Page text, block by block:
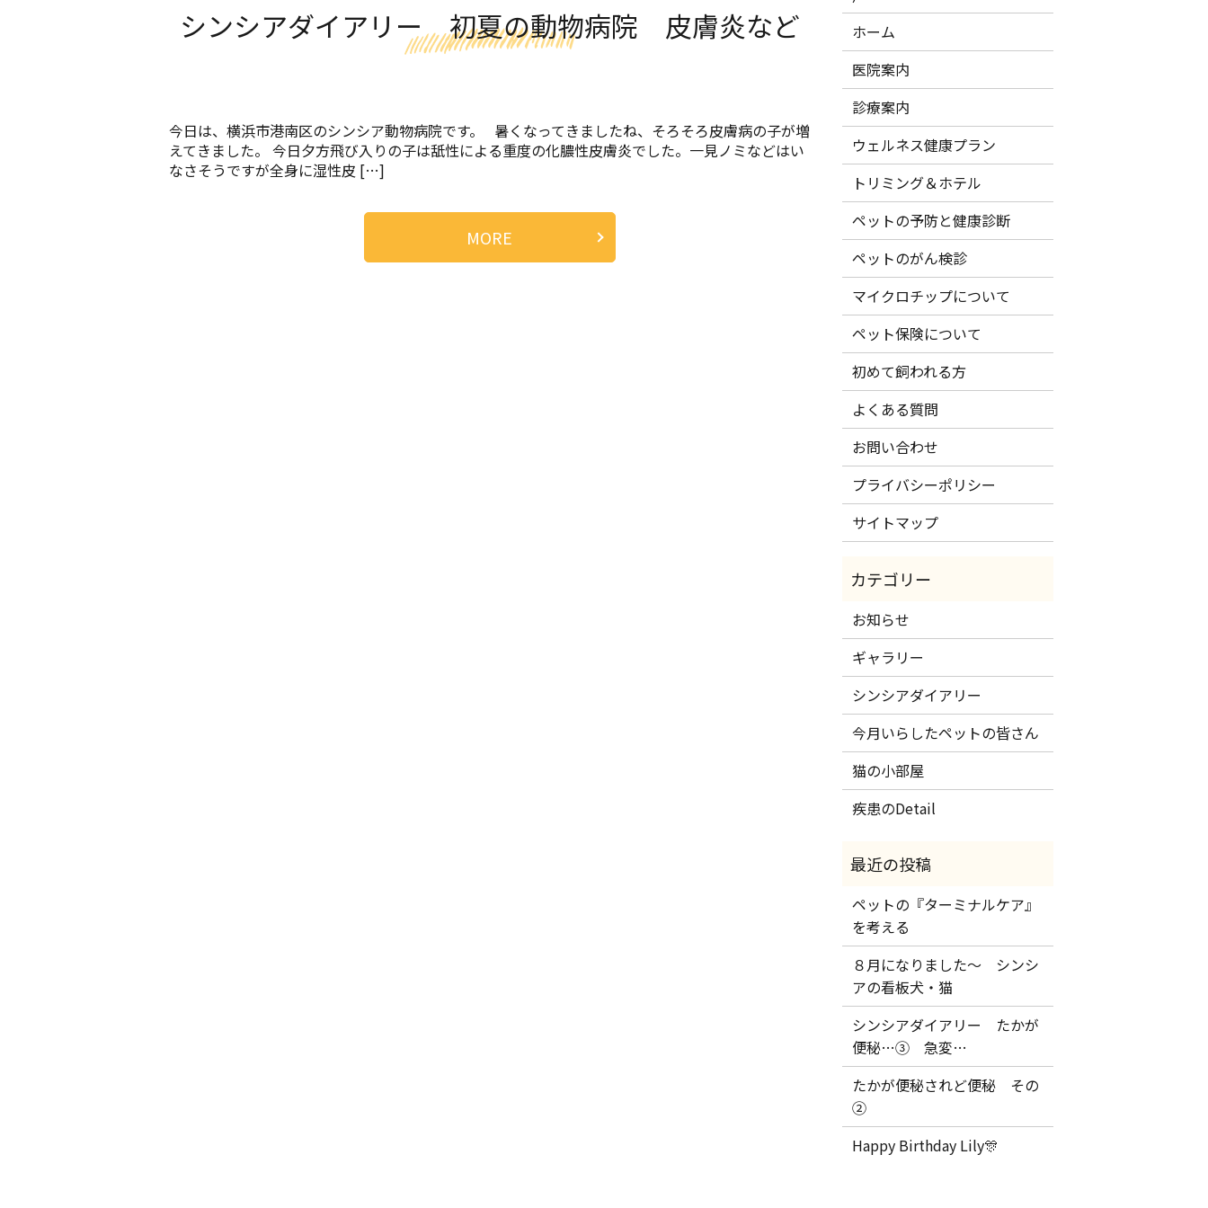
シンシアダイアリー 初夏の動物病院 皮膚炎など
今日は、横浜市港南区のシンシア動物病院です。 暑くなってきましたね、そろそろ皮膚病の子が増
えてきました。 今日夕方飛び入りの子は舐性による重度の化膿性皮膚炎でした。一見ノミなどはい
なさそうですが全身に湿性皮 […]
MORE
ホーム
医院案内
診療案内
ウェルネス健康プラン
トリミング＆ホテル
ペットの予防と健康診断
ペットのがん検診
マイクロチップについて
ペット保険について
初めて飼われる方
よくある質問
お問い合わせ
プライバシーポリシー
サイトマップ
お知らせ
ギャラリー
シンシアダイアリー
今月いらしたペットの皆さん
猫の小部屋
疾患のDetail
ペットの『ターミナルケア』
を考える
８月になりました～ シンシ
アの看板犬・猫
シンシアダイアリー たかが
便秘…③ 急変…
たかが便秘されど便秘 その
②
Happy Birthday Lily🎊